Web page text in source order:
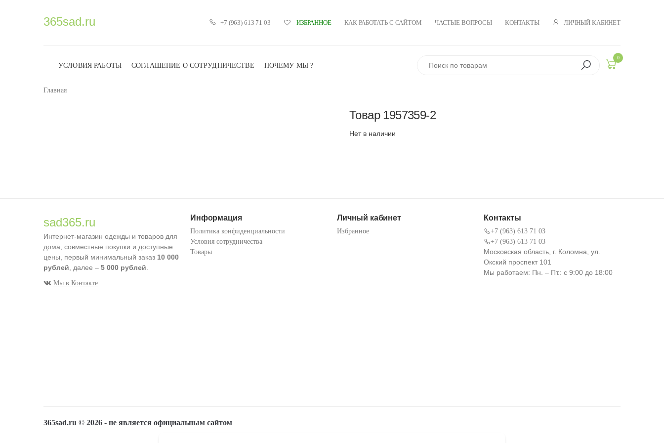
365sad.ru +7 (963) 613 71 03 ИЗБРАННОЕ КАК РАБОТАТЬ С САЙТОМ ЧАСТЫЕ ВОПРОСЫ КОНТАКТЫ ЛИЧНЫЙ КАБИНЕТ
УСЛОВИЯ РАБОТЫ СОГЛАШЕНИЕ О СОТРУДНИЧЕСТВЕ ПОЧЕМУ МЫ ?
0
Главная
Товар 1957359-2
Нет в наличии
sad365.ru
Интернет-магазин одежды и товаров для
дома, совместные покупки и доступные
цены, первый минимальный заказ 10 000
рублей , далее – 5 000 рублей
Мы в Контакте
Информация
Политика конфиденциальности
Условия сотрудничества
Товары
Личный кабинет
Избранное
Контакты
+7 (963) 613 71 03
+7 (963) 613 71 03
Московская область, г. Коломна, ул.
Окский проспект 101
Мы работаем: Пн. – Пт.: с 9:00 до 18:00
365sad.ru © 2026 - не является официальным сайтом